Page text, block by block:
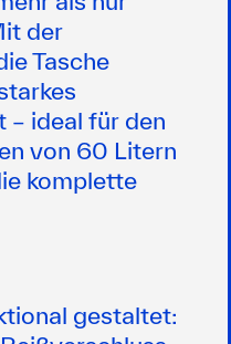
der
Tasche
– ideal für den
von 60 Litern
komplette
gestaltet: